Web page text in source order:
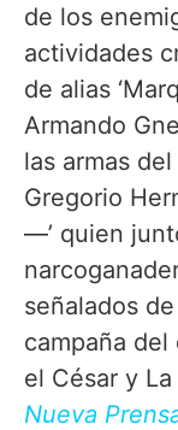
de los
actividades
de alias
Armando
las armas
Gregorio
—’ quien
señalados
campaña
el César y La
Nueva